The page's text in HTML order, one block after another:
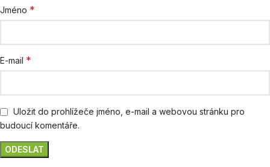
Jméno *
E-mail *
Uložit do prohlížeče jméno, e-mail a webovou stránku pro
budoucí komentáře.